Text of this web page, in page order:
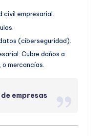
civil empresarial.
(ciberseguridad).
Cubre daños a
mercancías.
empresas